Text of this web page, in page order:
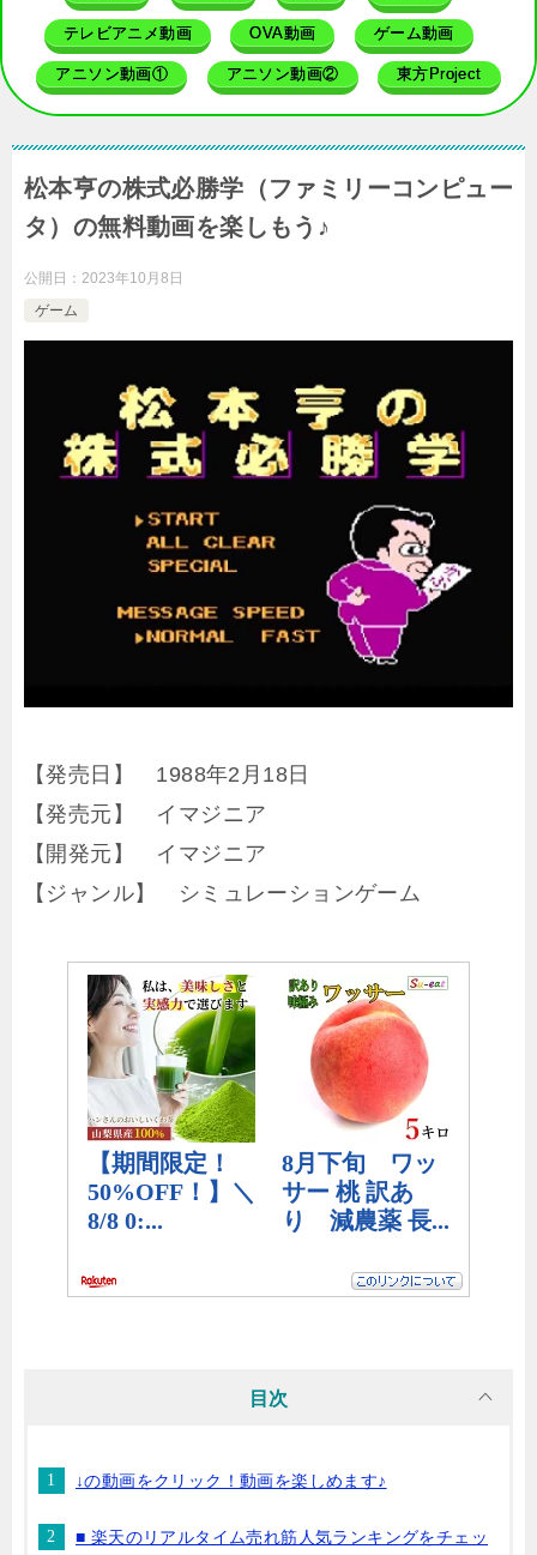
テレビアニメ動画 OVA動画 ゲーム動画
アニソン動画① アニソン動画② 東方Project
松本亨の株式必勝学（ファミリーコンピュー
タ）の無料動画を楽しもう♪
公開日： 2023年10月8日
ゲーム
【発売日】 1988年2月18日
【発売元】 イマジニア
【開発元】 イマジニア
【ジャンル】 シミュレーションゲーム
目次
↓の動画をクリック！動画を楽しめます♪
■ 楽天のリアルタイム売れ筋人気ランキングをチェッ